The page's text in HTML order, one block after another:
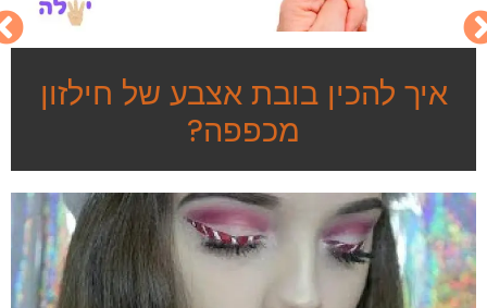
איך להכין בובת אצבע של חילזון
מכפפה?